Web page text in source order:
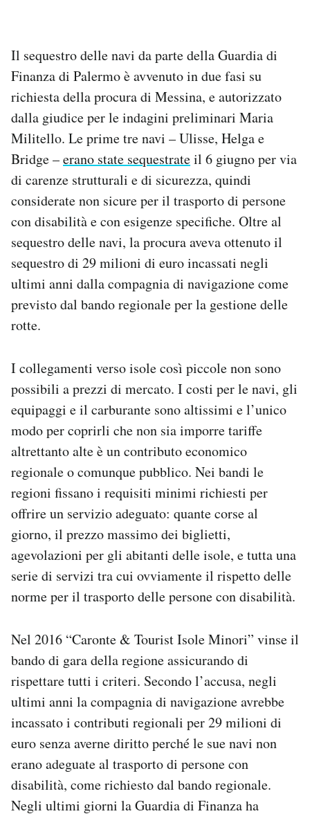
Il sequestro delle navi da parte della Guardia di
Finanza di Palermo è avvenuto in due fasi su
richiesta della procura di Messina, e autorizzato
dalla giudice per le indagini preliminari Maria
Militello. Le prime tre navi – Ulisse, Helga e
Bridge –erano state sequestrateil 6 giugno per via
di carenze strutturali e di sicurezza, quindi
considerate non sicure per il trasporto di persone
con disabilità e con esigenze specifiche. Oltre al
sequestro delle navi, la procura aveva ottenuto il
sequestro di 29 milioni di euro incassati negli
ultimi anni dalla compagnia di navigazione come
previsto dal bando regionale per la gestione delle
rotte.
I collegamenti verso isole così piccole non sono
possibili a prezzi di mercato. I costi per le navi, gli
equipaggi e il carburante sono altissimi e l’unico
modo per coprirli che non sia imporre tariffe
altrettanto alte è un contributo economico
regionale o comunque pubblico. Nei bandi le
regioni fissano i requisiti minimi richiesti per
offrire un servizio adeguato: quante corse al
giorno, il prezzo massimo dei biglietti,
agevolazioni per gli abitanti delle isole, e tutta una
serie di servizi tra cui ovviamente il rispetto delle
norme per il trasporto delle persone con disabilità.
Nel 2016 “Caronte & Tourist Isole Minori” vinse il
bando di gara della regione assicurando di
rispettare tutti i criteri. Secondo l’accusa, negli
ultimi anni la compagnia di navigazione avrebbe
incassato i contributi regionali per 29 milioni di
euro senza averne diritto perché le sue navi non
erano adeguate al trasporto di persone con
disabilità, come richiesto dal bando regionale.
Negli ultimi giorni la Guardia di Finanza ha